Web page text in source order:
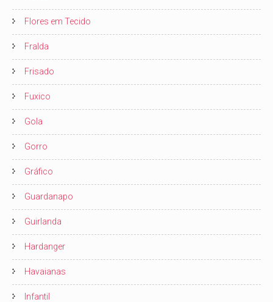
Flores em Tecido
Fralda
Frisado
Fuxico
Gola
Gorro
Gráfico
Guardanapo
Guirlanda
Hardanger
Havaianas
Infantil